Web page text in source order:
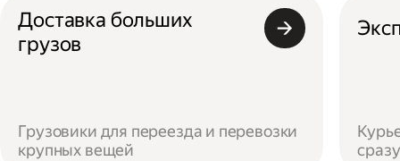
Доставка больших
грузов
Грузовики для переезда и перевозки
крупных вещей